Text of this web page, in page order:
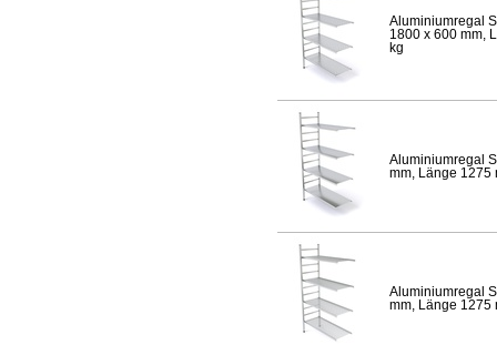
Aluminiumregal
1800 x 600 mm,
kg
Aluminiumregal
mm, Länge 1275
Aluminiumregal
mm, Länge 1275